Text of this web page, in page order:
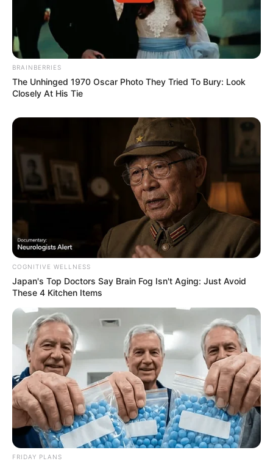
BRAINBERRIES
The Unhinged 1970 Oscar Photo They Tried To Bury: Look
Closely At His Tie
COGNITIVE WELLNESS
Japan's Top Doctors Say Bra​in Fo​g Isn't Aging: Just Avoid
These 4 Kitchen Items
FRIDAY PLANS